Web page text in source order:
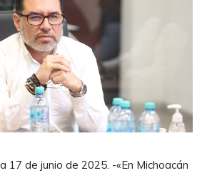
17 de junio de 2025. -«En Michoacán